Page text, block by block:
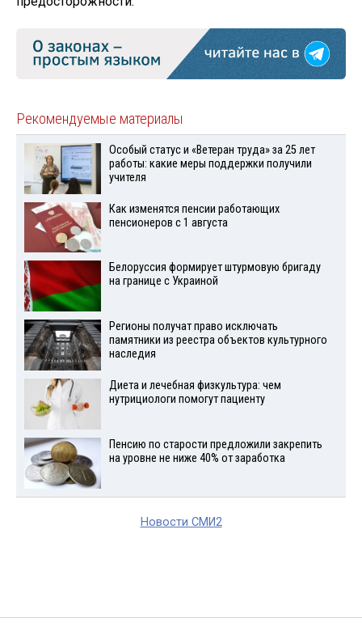
Рекомендуемые материалы
Особый статус и «Ветеран труда» за 25 лет
работы: какие меры поддержки получили
учителя
Как изменятся пенсии работающих
пенсионеров с 1 августа
Белоруссия формирует штурмовую бригаду
на границе с Украиной
Регионы получат право исключать
памятники из реестра объектов культурного
наследия
Диета и лечебная физкультура: чем
нутрициологи помогут пациенту
Пенсию по старости предложили закрепить
на уровне не ниже 40% от заработка
Новости СМИ2